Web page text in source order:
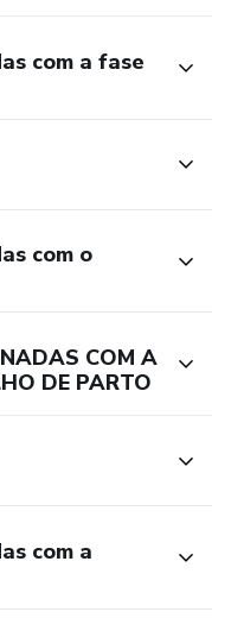
com a fase
com o
COM A
DE PARTO
com a